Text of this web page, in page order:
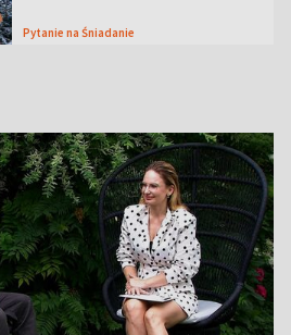
Pytanie na Śniadanie